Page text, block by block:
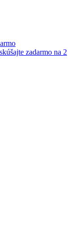
zadarmo na 2